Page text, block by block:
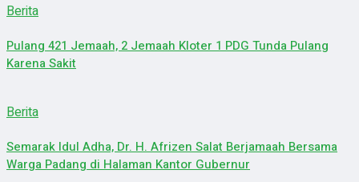
Berita
Pulang 421 Jemaah, 2 Jemaah Kloter 1 PDG Tunda Pulang
Karena Sakit
Berita
Semarak Idul Adha, Dr. H. Afrizen Salat Berjamaah Bersama
Warga Padang di Halaman Kantor Gubernur